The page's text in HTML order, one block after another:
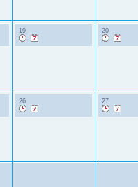
19 20
26 27